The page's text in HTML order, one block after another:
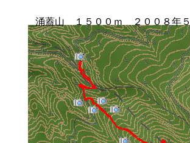
涌蓋山 １５００ｍ ２００８年５